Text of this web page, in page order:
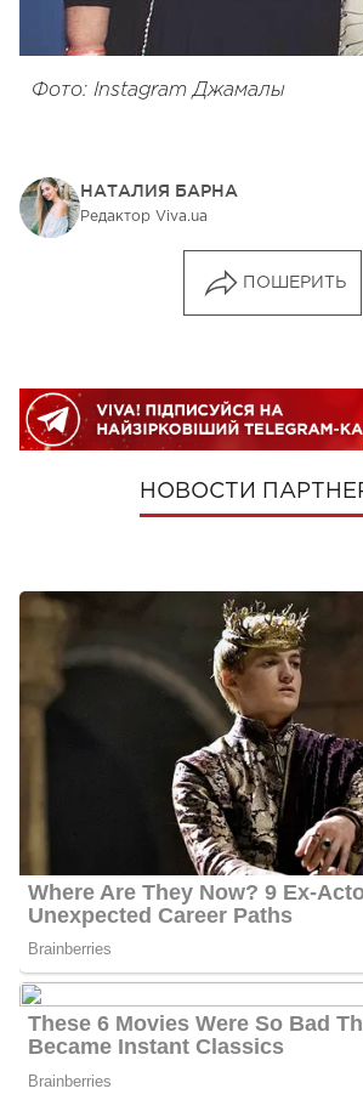
Фото: Instagram Джамалы
НАТАЛИЯ БАРНА
Редактор Viva.ua
ПОШЕРИТЬ
НОВОСТИ